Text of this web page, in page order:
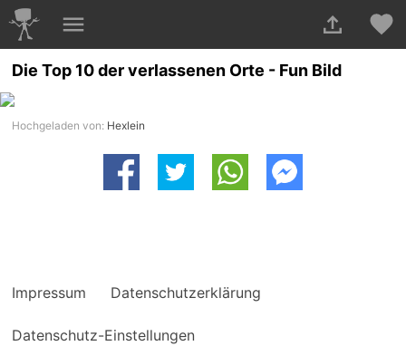
Die Top 10 der verlassenen Orte - Fun Bild
Hochgeladen von: Hexlein
Impressum Datenschutzerklärung
Datenschutz-Einstellungen